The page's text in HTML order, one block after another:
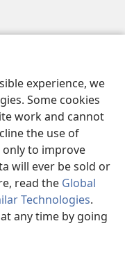
experience, we
Some cookies
work and cannot
the use of
only to improve
will ever be sold or
read the Global
Technologies.
any time by going
Society of Pennsylvania.